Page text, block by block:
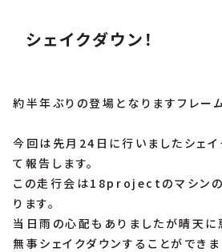
シェイクダウン！
約半年ぶりの登場となりますフレー
今回は先月24日に行いましたシェ
て報告します。
この走行会は18projectのマシン
ります。
当日雨の心配もありましたが晴天に
無事シェイクダウンすることができま